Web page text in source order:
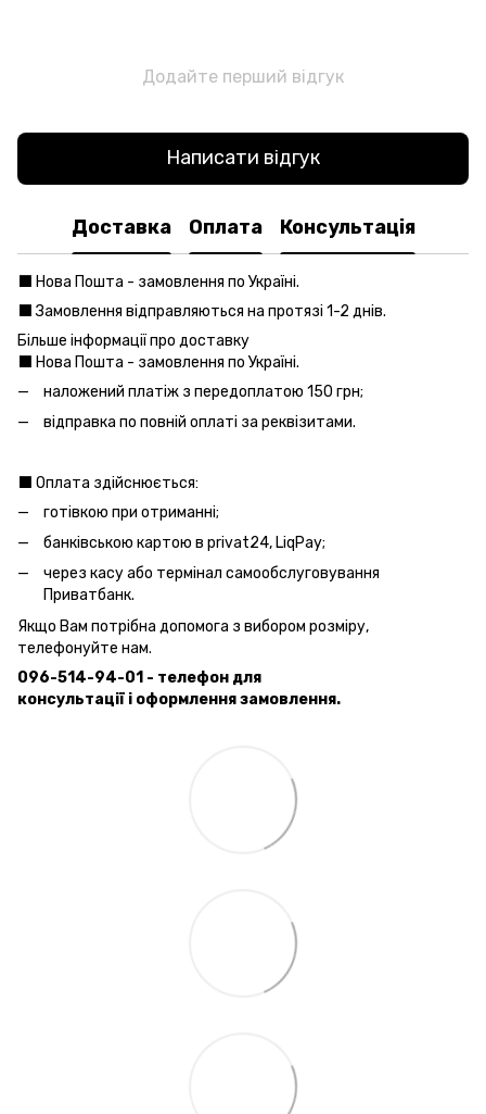
Додайте перший відгук
Написати відгук
Доставка Оплата Консультація
⬛️ Нова Пошта - замовлення по Україні.
⬛️ Замовлення відправляються на протязі 1-2 днів.
Більше інформації про доставку
⬛️ Нова Пошта - замовлення по Україні.
наложений платіж з передоплатою 150 грн;
відправка по повній оплаті за реквізитами.
⬛️ Оплата здійснюється:
готівкою при отриманні;
банківською картою в privat24, LiqPay;
через касу або термінал самообслуговування
Приватбанк.
Якщо Вам потрібна допомога з вибором розміру,
телефонуйте нам.
096-514-94-01 - телефон для
консультації і оформлення замовлення.